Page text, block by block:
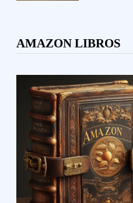
AMAZON LIBROS